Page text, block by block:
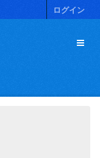
ログイン